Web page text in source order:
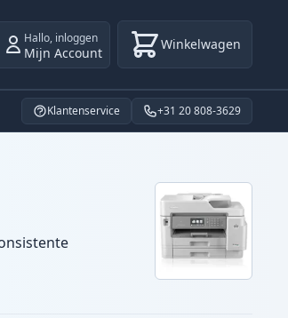
Hallo, inloggen
Mijn Account Winkelwagen
Klantenservice +31 20 808-3629